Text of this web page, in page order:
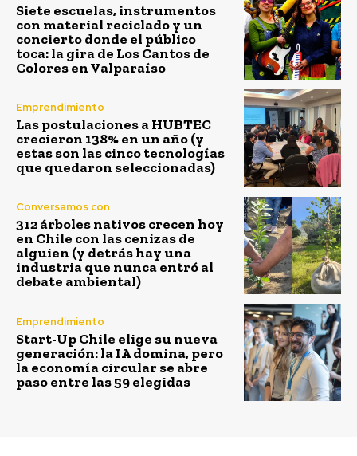
Siete escuelas, instrumentos
con material reciclado y un
concierto donde el público
toca: la gira de Los Cantos de
Colores en Valparaíso
Emprendimiento
Las postulaciones a HUBTEC
crecieron 138% en un año (y
estas son las cinco tecnologías
que quedaron seleccionadas)
Conversamos con
312 árboles nativos crecen hoy
en Chile con las cenizas de
alguien (y detrás hay una
industria que nunca entró al
debate ambiental)
Emprendimiento
Start-Up Chile elige su nueva
generación: la IA domina, pero
la economía circular se abre
paso entre las 59 elegidas